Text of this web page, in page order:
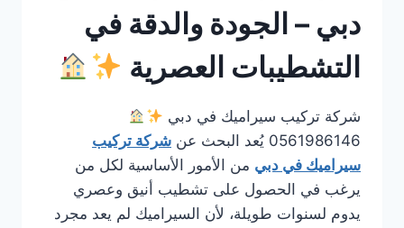
دبي – الجودة والدقة في
التشطيبات العصرية
شركة تركيب سيراميك في دبي
0561986146 يُعد البحث عن
شركة تركيب
سيراميك في دبي من الأمور الأساسية لكل من
يرغب في الحصول على تشطيب أنيق وعصري
يدوم لسنوات طويلة، لأن السيراميك لم يعد مجرد